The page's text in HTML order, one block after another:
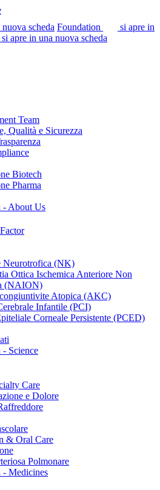
scheda Foundation
si apre in
si apre in una nuova scheda
Team
Qualità e Sicurezza
Biotech
Pharma
- About Us
Neurotrofica (NK)
Ottica Ischemica Anteriore Non
(NAION)
Atopica (AKC)
Infantile (PCI)
Corneale Persistente (PCED)
Science
Care
e Dolore
& Oral Care
Polmonare
- Medicines